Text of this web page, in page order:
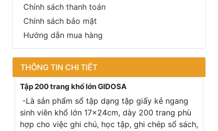
Chính sách thanh toán
Chính sách bảo mật
Hướng dẫn mua hàng
THÔNG TIN CHI TIẾT
Tập 200 trang khổ lớn GIDOSA
-Là sản phẩm sổ tập dạng tập giấy kẻ ngang
sinh viên khổ lớn 17x24cm, dày 200 trang phù
hợp cho việc ghi chú, học tập, ghi chép sổ sách,